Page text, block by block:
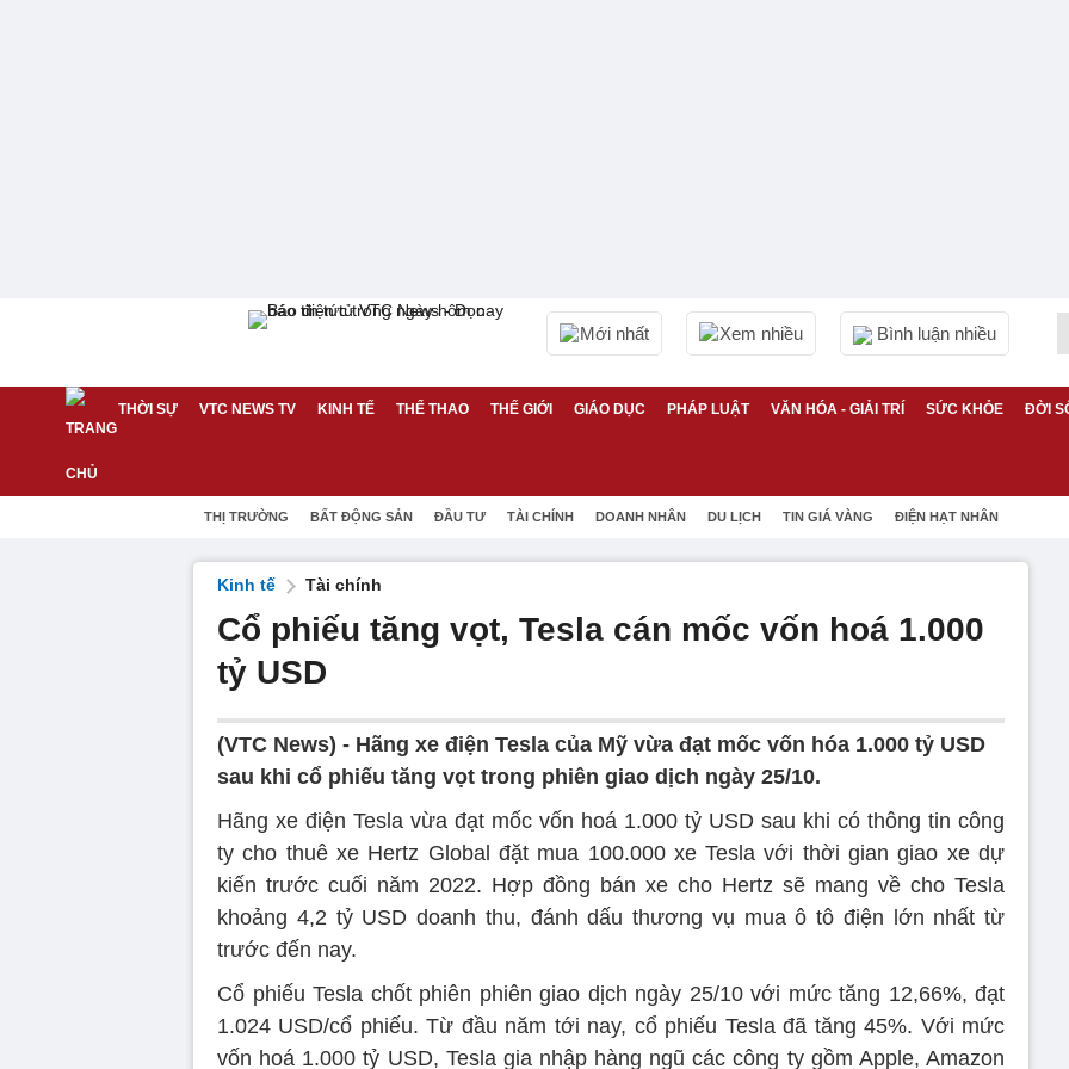
Mới nhất Xem nhiều Bình luận nhiều
THỜI SỰ VTC NEWS TV KINH TẾ THỂ THAO THẾ GIỚI GIÁO DỤC PHÁP LUẬT VĂN HÓA - GIẢI TRÍ SỨC KHỎE ĐỜI
THỊ TRƯỜNG BẤT ĐỘNG SẢN ĐẦU TƯ TÀI CHÍNH DOANH NHÂN DU LỊCH TIN GIÁ VÀNG ĐIỆN HẠT NHÂN
Kinh tế Tài chính
Cổ phiếu tăng vọt, Tesla cán mốc vốn hoá 1.000
tỷ USD
(VTC News) - Hãng xe điện Tesla của Mỹ vừa đạt mốc vốn hóa 1.000 tỷ USD
sau khi cổ phiếu tăng vọt trong phiên giao dịch ngày 25/10.
Hãng xe điện Tesla vừa đạt mốc vốn hoá 1.000 tỷ USD sau khi có thông tin công
ty cho thuê xe Hertz Global đặt mua 100.000 xe Tesla với thời gian giao xe dự
kiến trước cuối năm 2022. Hợp đồng bán xe cho Hertz sẽ mang về cho Tesla
khoảng 4,2 tỷ USD doanh thu, đánh dấu thương vụ mua ô tô điện lớn nhất từ
trước đến nay.
Cổ phiếu Tesla chốt phiên phiên giao dịch ngày 25/10 với mức tăng 12,66%, đạt
1.024 USD/cổ phiếu. Từ đầu năm tới nay, cổ phiếu Tesla đã tăng 45%. Với mức
vốn hoá 1.000 tỷ USD, Tesla gia nhập hàng ngũ các công ty gồm Apple, Amazon